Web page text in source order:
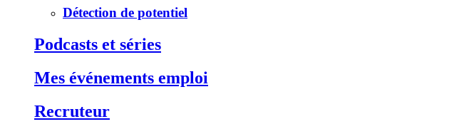
Détection de potentiel
Podcasts et séries
Mes événements emploi
Recruteur